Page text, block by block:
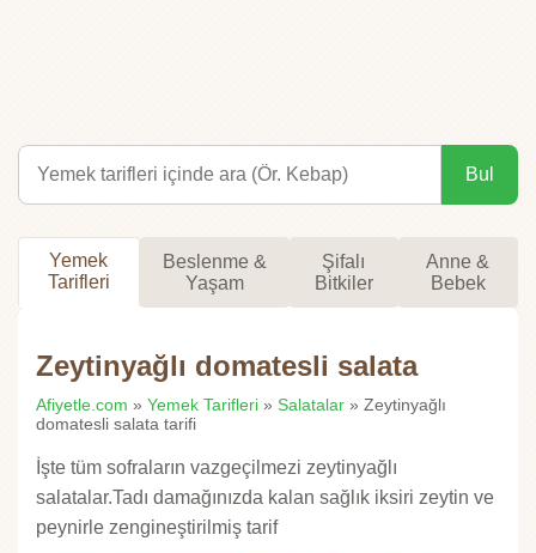
Bul
Yemek
Tarifleri
Beslenme &
Yaşam
Şifalı
Bitkiler
Anne &
Bebek
Zeytinyağlı domatesli salata
Afiyetle.com » Yemek Tarifleri » Salatalar » Zeytinyağlı
domatesli salata tarifi
İşte tüm sofraların vazgeçilmezi zeytinyağlı
salatalar.Tadı damağınızda kalan sağlık iksiri zeytin ve
peynirle zengineştirilmiş tarif